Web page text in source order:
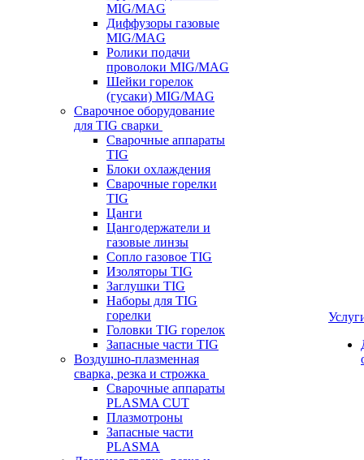
MIG/MAG
Диффузоры газовые
MIG/MAG
Ролики подачи
проволоки MIG/MAG
Шейки горелок
(гусаки) MIG/MAG
Сварочное оборудование
для TIG сварки
Сварочные аппараты
TIG
Блоки охлаждения
Сварочные горелки
TIG
Цанги
Цангодержатели и
газовые линзы
Сопло газовое TIG
Изоляторы TIG
Заглушки TIG
Наборы для TIG
горелки
Головки TIG горелок
Запасные части TIG
Воздушно-плазменная
сварка, резка и строжка
Сварочные аппараты
PLASMA CUT
Плазмотроны
Запасные части
PLASMA